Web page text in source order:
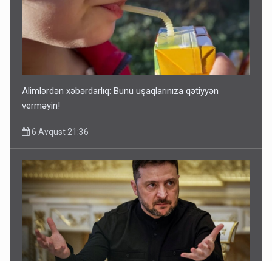
Alimlərdən xəbərdarlıq: Bunu uşaqlarınıza qətiyyən
verməyin!
6 Avqust 21:36